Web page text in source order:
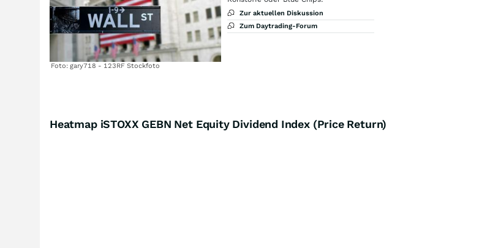
Foto: gary718 - 123RF Stockfoto
Zur aktuellen Diskussion
Zum Daytrading-Forum
Heatmap iSTOXX GEBN Net Equity Dividend Index (Price Return)